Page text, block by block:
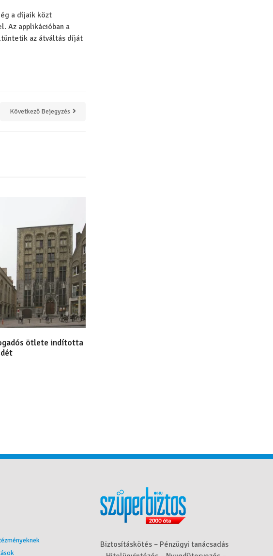
a díjaik közt
Az applikációban a
az átváltás díját
Következő Bejegyzés
ötlete indította
Biztosításkötés – Pénzügyi tanácsadás